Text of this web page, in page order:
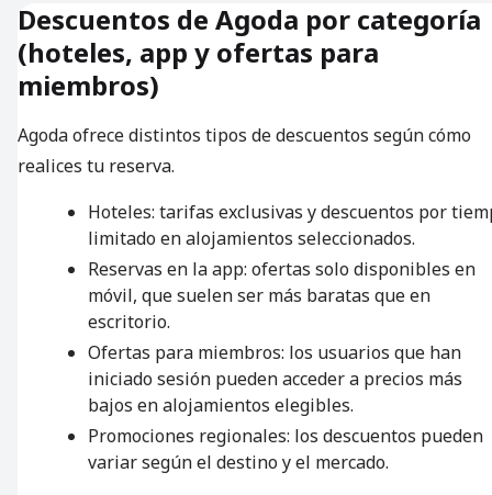
Descuentos de Agoda por categoría
(hoteles, app y ofertas para
miembros)
Agoda ofrece distintos tipos de descuentos según cómo
realices tu reserva.
Hoteles: tarifas exclusivas y descuentos por
limitado en alojamientos seleccionados.
Reservas en la app: ofertas solo disponibles en
móvil, que suelen ser más baratas que en
escritorio.
Ofertas para miembros: los usuarios que han
iniciado sesión pueden acceder a precios más
bajos en alojamientos elegibles.
Promociones regionales: los descuentos pueden
variar según el destino y el mercado.